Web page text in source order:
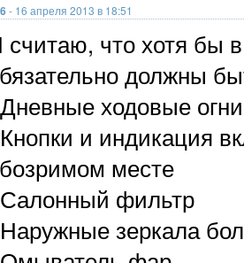
- 16 апреля 2013 в 18:51
считаю, что хотя бы
должны
ходовые огни
и индикация
месте
фильтр
зеркала